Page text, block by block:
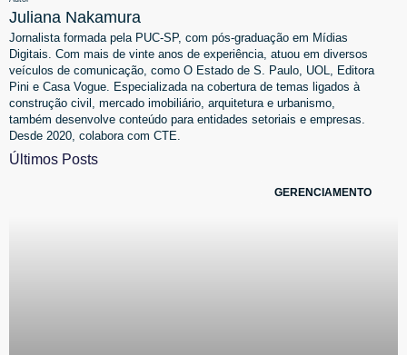
Juliana Nakamura
Jornalista formada pela PUC-SP, com pós-graduação em Mídias
Digitais. Com mais de vinte anos de experiência, atuou em diversos
veículos de comunicação, como O Estado de S. Paulo, UOL, Editora
Pini e Casa Vogue. Especializada na cobertura de temas ligados à
construção civil, mercado imobiliário, arquitetura e urbanismo,
também desenvolve conteúdo para entidades setoriais e empresas.
Desde 2020, colabora com CTE.
Últimos Posts
GERENCIAMENTO